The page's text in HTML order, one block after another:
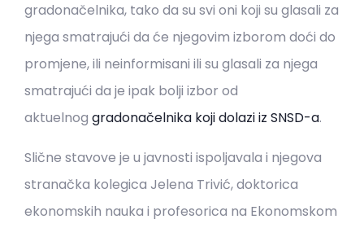
gradonačelnika, tako da su svi oni koji su glasali za
njega smatrajući da će njegovim izborom doći do
promjene, ili neinformisani ili su glasali za njega
smatrajući da je ipak bolji izbor od
aktuelnog gradonačelnika koji dolazi iz SNSD-a.
Slične stavove je u javnosti ispoljavala i njegova
stranačka kolegica Jelena Trivić, doktorica
ekonomskih nauka i profesorica na Ekonomskom